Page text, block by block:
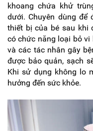
khoang chứa khử
dưới. Chuyên dùng để
thiết bị của bé sau khi
có chức năng loại bỏ vi
và các tác nhân gây
được bảo quản, sạch
Khi sử dụng không lo
hưởng đến sức khỏe.